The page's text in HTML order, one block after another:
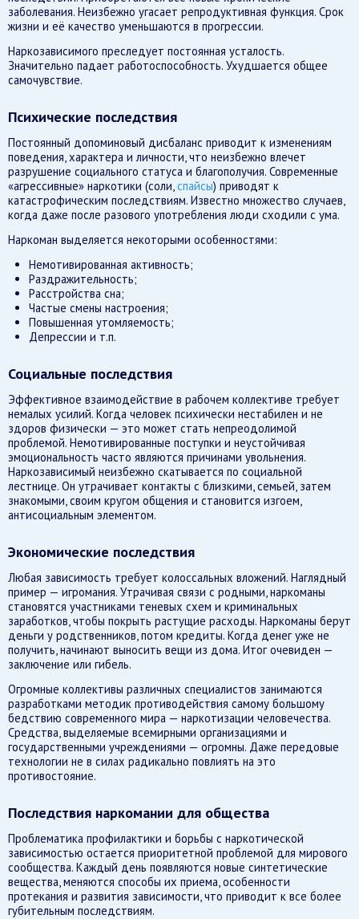
заболевания. Неизбежно угасает репродуктивная функция. Срок
жизни и её качество уменьшаются в прогрессии.
Наркозависимого преследует постоянная усталость.
Значительно падает работоспособность. Ухудшается общее
самочувствие.
Психические последствия
Постоянный допоминовый дисбаланс приводит к изменениям
поведения, характера и личности, что неизбежно влечет
разрушение социального статуса и благополучия. Современные
«агрессивные» наркотики (соли,спайсы) приводят к
катастрофическим последствиям. Известно множество случаев,
когда даже после разового употребления люди сходили с ума.
Наркоман выделяется некоторыми особенностями:
Немотивированная активность;
Раздражительность;
Расстройства сна;
Частые смены настроения;
Повышенная утомляемость;
Депрессии и т.п.
Социальные последствия
Эффективное взаимодействие в рабочем коллективе требует
немалых усилий. Когда человек психически нестабилен и не
здоров физически — это может стать непреодолимой
проблемой. Немотивированные поступки и неустойчивая
эмоциональность часто являются причинами увольнения.
Наркозависимый неизбежно скатывается по социальной
лестнице. Он утрачивает контакты с близкими, семьей, затем
знакомыми, своим кругом общения и становится изгоем,
антисоциальным элементом.
Экономические последствия
Любая зависимость требует колоссальных вложений. Наглядный
пример — игромания. Утрачивая связи с родными, наркоманы
становятся участниками теневых схем и криминальных
заработков, чтобы покрыть растущие расходы. Наркоманы берут
деньги у родственников, потом кредиты. Когда денег уже не
получить, начинают выносить вещи из дома. Итог очевиден —
заключение или гибель.
Огромные коллективы различных специалистов занимаются
разработками методик противодействия самому большому
бедствию современного мира — наркотизации человечества.
Средства, выделяемые всемирными организациями и
государственными учреждениями — огромны. Даже передовые
технологии не в силах радикально повлиять на это
противостояние.
Последствия наркомании для общества
Проблематика профилактики и борьбы с наркотической
зависимостью остается приоритетной проблемой для мирового
сообщества. Каждый день появляются новые синтетические
вещества, меняются способы их приема, особенности
протекания и развития зависимости, что приводит к все более
губительным последствиям.